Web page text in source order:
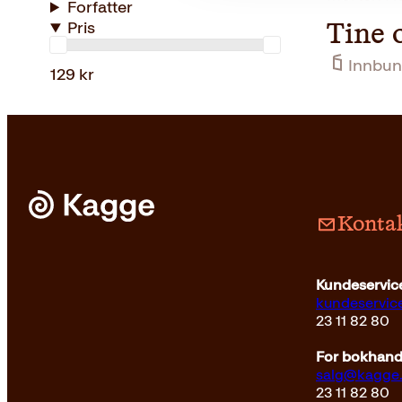
Forfatter
Pris
129 kr
Tine
23 11 82 80
For
23 11 82 80